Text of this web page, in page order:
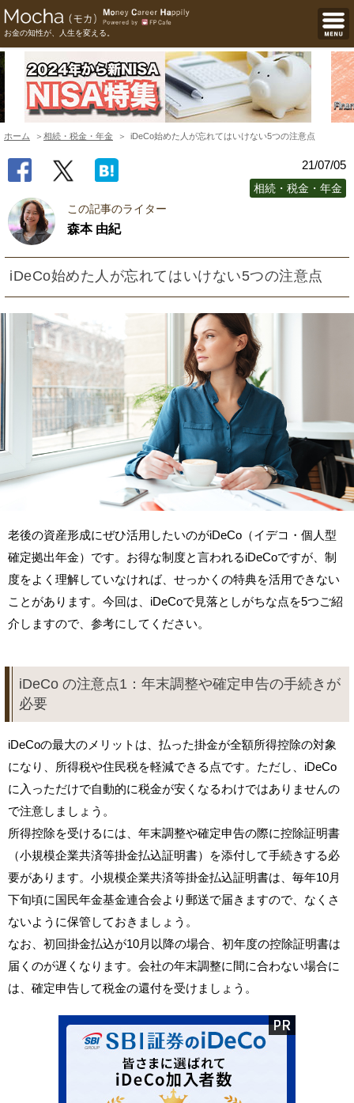
お金の知性が、人生を変える。
ホーム 相続・税金・年金 iDeCo始めた人が忘れてはいけない5つの注意点
21/07/05
相続・税金・年金
この記事のライター
森本 由紀
iDeCo始めた人が忘れてはいけない5つの注意点
老後の資産形成にぜひ活用したいのがiDeCo（イデコ・個人型
確定拠出年金）です。お得な制度と言われるiDeCoですが、制
度をよく理解していなければ、せっかくの特典を活用できない
ことがあります。今回は、iDeCoで見落としがちな点を5つご紹
介しますので、参考にしてください。
iDeCo の注意点1：年末調整や確定申告の手続きが
必要
iDeCoの最大のメリットは、払った掛金が全額所得控除の対象
になり、所得税や住民税を軽減できる点です。ただし、iDeCo
に入っただけで自動的に税金が安くなるわけではありませんの
で注意しましょう。
所得控除を受けるには、年末調整や確定申告の際に控除証明書
（小規模企業共済等掛金払込証明書）を添付して手続きする必
要があります。小規模企業共済等掛金払込証明書は、毎年10月
下旬頃に国民年金基金連合会より郵送で届きますので、なくさ
ないように保管しておきましょう。
なお、初回掛金払込が10月以降の場合、初年度の控除証明書は
届くのが遅くなります。会社の年末調整に間に合わない場合に
は、確定申告して税金の還付を受けましょう。